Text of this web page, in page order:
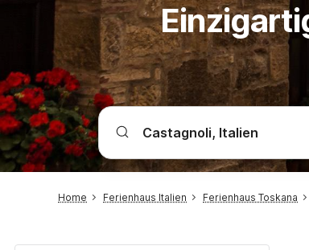
Home Ferienhaus Italien Ferienhaus Toskana